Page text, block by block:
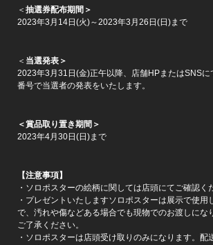
＜ 抽選券配布期間＞
2023年3月14日(火)～2023年3月26日(日)まで
＜ 当選発表＞
2023年3月31日(金)正午以降、店舗HPまたはSNSに
番号で当選者の発表をいたします。
＜賞品取り置き期間＞
2023年4月30日(日)まで
【注意事項】
・ソロポスターの絵柄に関しては店頭にてご確認く
・プレゼントいたしますソロポスターは展示で使用
で、汚れや傷などある場合でも現物でのお渡しにな
ご了承ください。
・ソロポスターは店頭受け取りのみになります。配